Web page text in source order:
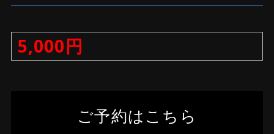
5,000円
ご予約はこちら